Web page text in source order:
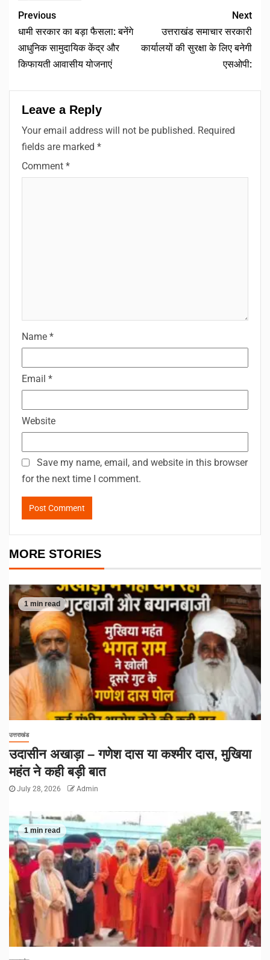
Previous
धामी सरकार का बड़ा फैसला: बनेंगे
आधुनिक सामुदायिक केंद्र और
किफायती आवासीय योजनाएं
Next
उत्तराखंड समाचार सरकारी
कार्यालयों की सुरक्षा के लिए बनेगी
एसओपी:
Leave a Reply
Your email address will not be published. Required
fields are marked *
Comment *
Name *
Email *
Website
Save my name, email, and website in this browser
for the next time I comment.
MORE STORIES
1 min read
उत्तराखंड
उदासीन अखाड़ा – गणेश दास या कश्मीर दास, मुखिया
महंत ने कही बड़ी बात
July 28, 2026 Admin
1 min read